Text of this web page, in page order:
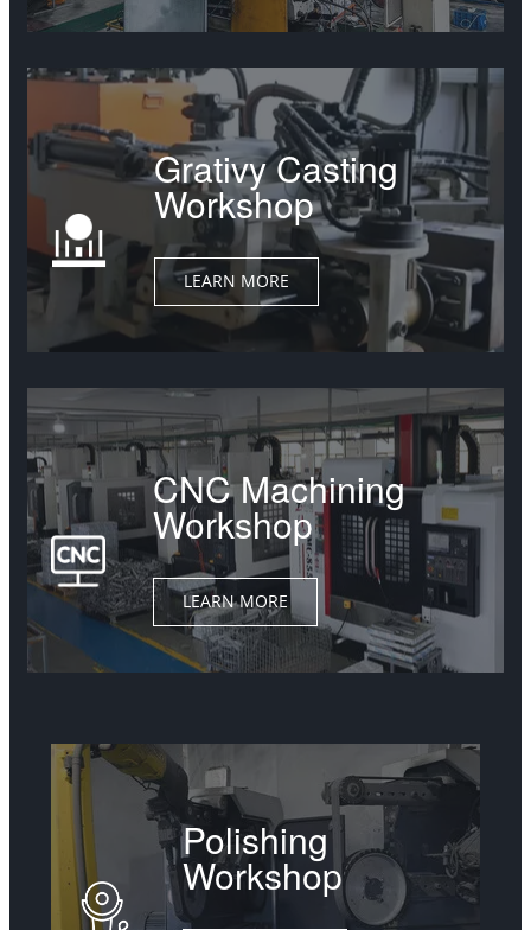
Grativy Casting
Workshop
LEARN MORE
CNC Machining
Workshop
LEARN MORE
Polishing
Workshop